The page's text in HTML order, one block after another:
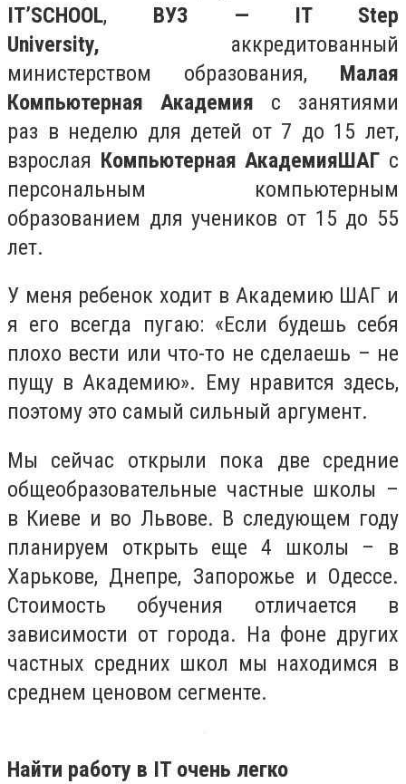
IT’SCHOOL, ВУЗ — IT Step
University, аккредитованный
министерством образования, Малая
Компьютерная Академия с занятиями
раз в неделю для детей от 7 до 15 лет,
взрослая Компьютерная АкадемияШАГ с
персональным компьютерным
образованием для учеников от 15 до 55
лет.
У меня ребенок ходит в Академию ШАГ и
я его всегда пугаю: «Если будешь себя
плохо вести или что-то не сделаешь – не
пущу в Академию». Ему нравится здесь,
поэтому это самый сильный аргумент.
Мы сейчас открыли пока две средние
общеобразовательные частные школы –
в Киеве и во Львове. В следующем году
планируем открыть еще 4 школы – в
Харькове, Днепре, Запорожье и Одессе.
Стоимость обучения отличается в
зависимости от города. На фоне других
частных средних школ мы находимся в
среднем ценовом сегменте.
Найти работу в IT очень легко